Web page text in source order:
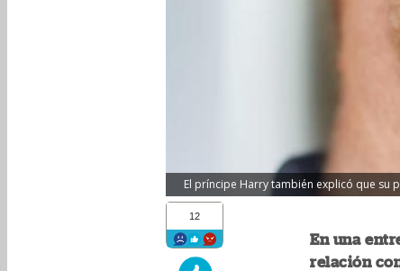
El príncipe Harry también explicó que su
12
En una
relación